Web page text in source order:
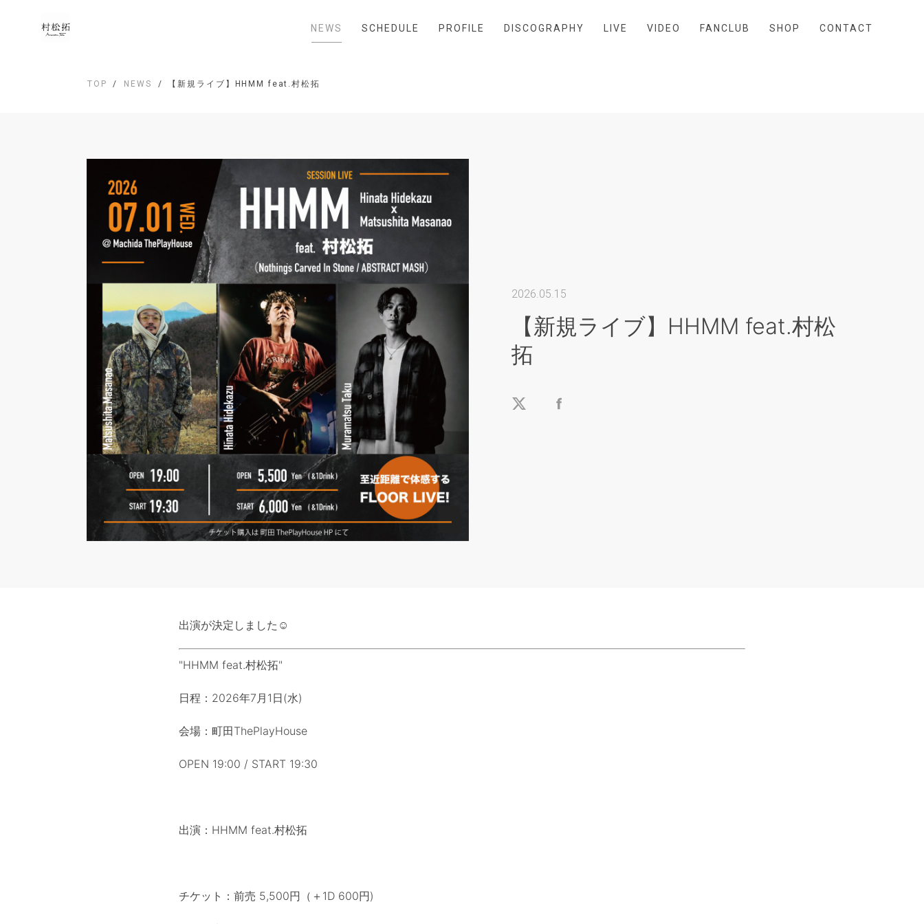
NEWS SCHEDULE PROFILE DISCOGRAPHY LIVE VIDEO FANCLUB SHOP CONTACT
TOP NEWS 【新規ライブ】HHMM feat.村松拓
2026.05.15
【新規ライブ】HHMM feat.村松
拓
出演が決定しました☺︎
"HHMM feat.村松拓"
日程：2026年7月1日(水)
会場：町田ThePlayHouse
OPEN 19:00 / START 19:30
出演：HHMM feat.村松拓
チケット：前売 5,500円（＋1D 600円)